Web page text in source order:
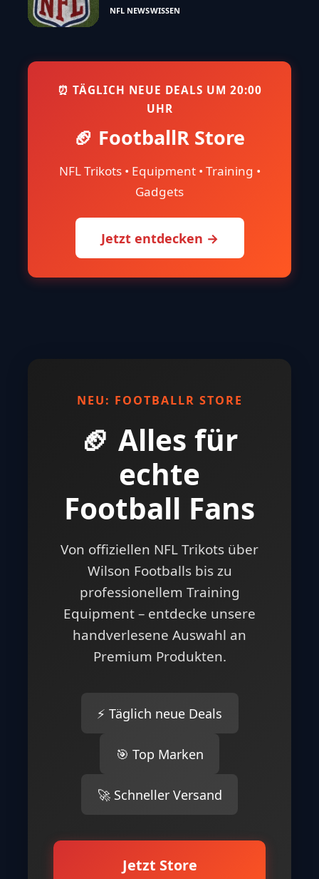
NFL NEWSWISSEN
⏰ TÄGLICH NEUE DEALS UM 20:00
UHR
🏈 FootballR Store
NFL Trikots • Equipment • Training •
Gadgets
Jetzt entdecken →
NEU: FOOTBALLR STORE
🏈 Alles für
echte
Football Fans
Von offiziellen NFL Trikots über
Wilson Footballs bis zu
professionellem Training
Equipment – entdecke unsere
handverlesene Auswahl an
Premium Produkten.
⚡ Täglich neue Deals
🎯 Top Marken
🚀 Schneller Versand
Jetzt Store